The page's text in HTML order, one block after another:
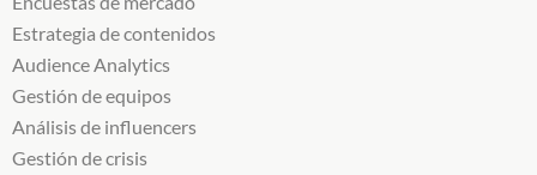
Estrategia de contenidos
Audience Analytics
Gestión de equipos
Análisis de influencers
Gestión de crisis